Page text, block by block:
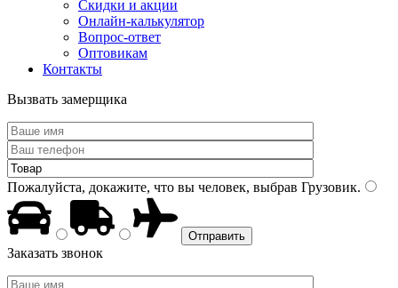
Скидки и акции
Онлайн-калькулятор
Вопрос-ответ
Оптовикам
Контакты
Вызвать замерщика
Пожалуйста, докажите, что вы человек, выбрав Грузовик.
Заказать звонок